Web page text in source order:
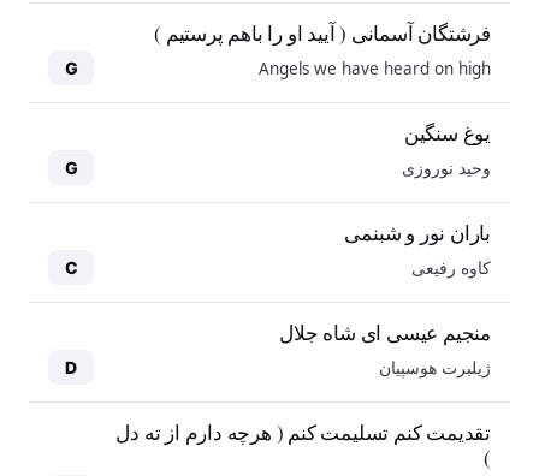
فرشتگان آسمانی ( آیید او را باهم پرستیم )
Angels we have heard on high
G
یوغ سنگین
وحید نوروزی G
باران نور و شبنمی
کاوه رفیعی C
منجیم عیسی ای شاه جلال
ژیلبرت هوسپیان D
تقدیمت کنم تسلیمت کنم ( هرچه دارم از ته دل
)